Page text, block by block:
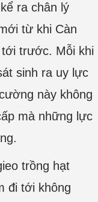
ra chân lý
từ khi Càn
trước. Mỗi khi
sinh ra uy lực
này không
mà những lực
trồng hạt
đi tới không